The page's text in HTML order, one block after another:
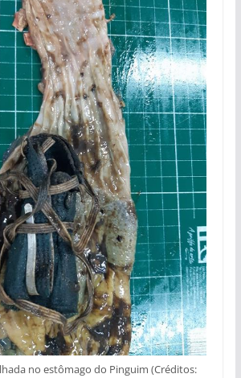
no estômago do Pinguim (Créditos: